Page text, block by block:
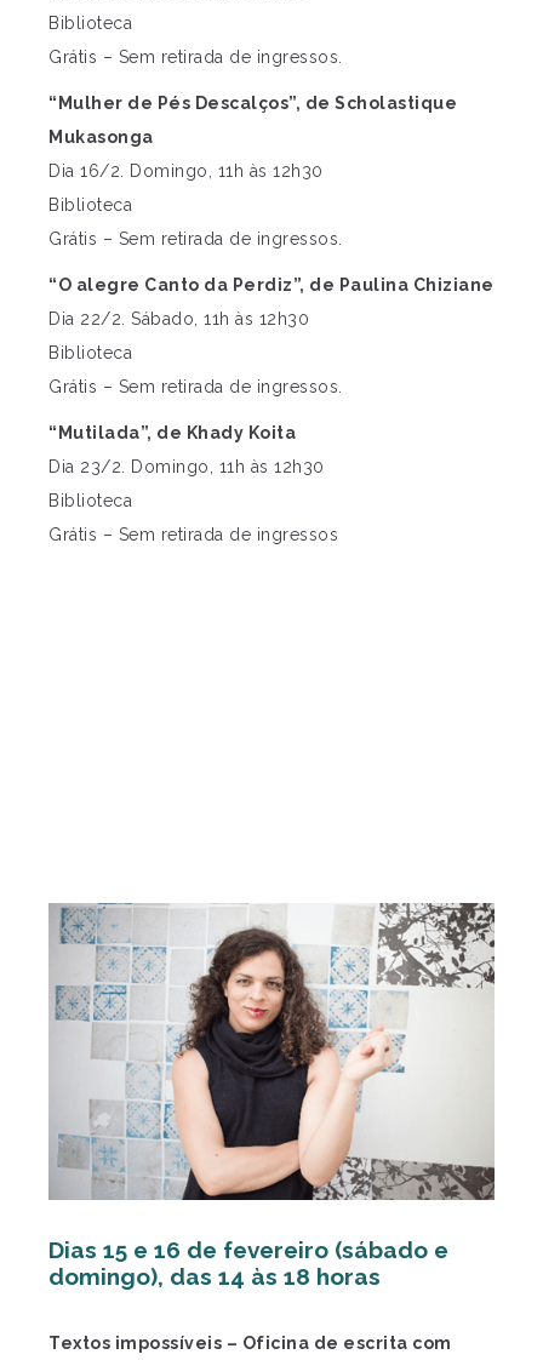
Biblioteca
Grátis – Sem retirada de ingressos.
“Mulher de Pés Descalços”, de Scholastique
Mukasonga
Dia 16/2. Domingo, 11h às 12h30
Biblioteca
Grátis – Sem retirada de ingressos.
“O alegre Canto da Perdiz”, de Paulina Chiziane
Dia 22/2. Sábado, 11h às 12h30
Biblioteca
Grátis – Sem retirada de ingressos.
“Mutilada”, de Khady Koita
Dia 23/2. Domingo, 11h às 12h30
Biblioteca
Grátis – Sem retirada de ingressos
Dias 15 e 16 de fevereiro (sábado e
domingo), das 14 às 18 horas
Textos impossíveis – Oficina de escrita com